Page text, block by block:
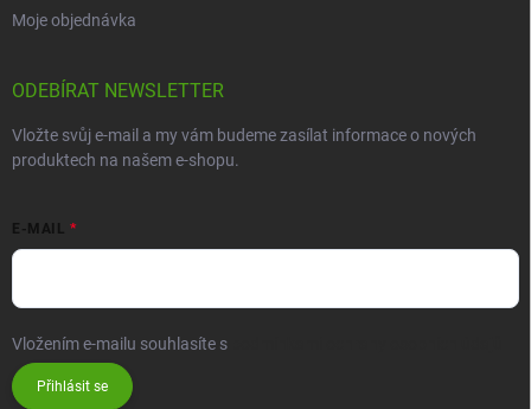
Moje objednávka
ODEBÍRAT NEWSLETTER
Vložte svůj e-mail a my vám budeme zasílat informace o nových
produktech na našem e-shopu.
E-MAIL
Vložením e-mailu souhlasíte s
Přihlásit se